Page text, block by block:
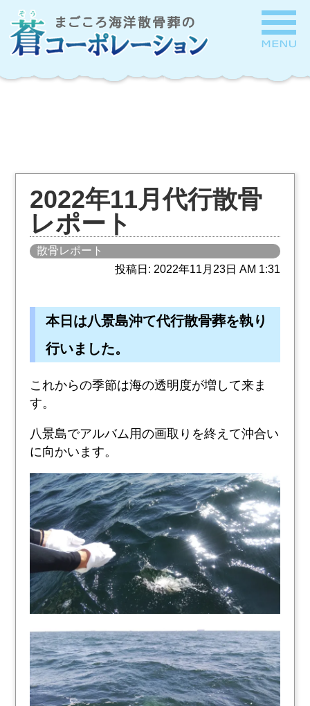
2022年11月代行散骨
レポート
散骨レポート
投稿日: 2022年11月23日 AM 1:31
本日は八景島沖て代行散骨葬を執り
行いました。
これからの季節は海の透明度が増して来ま
す。
八景島でアルバム用の画取りを終えて沖合い
に向かいます。